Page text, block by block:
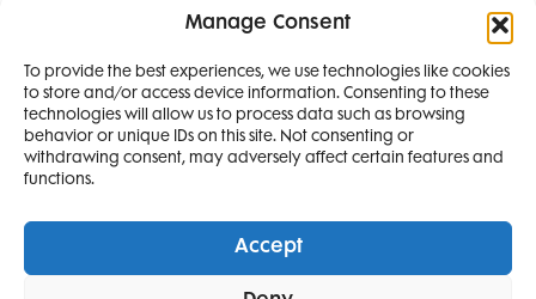
Manage Consent
To provide the best experiences, we use technologies like cookies
to store and/or access device information. Consenting to these
technologies will allow us to process data such as browsing
behavior or unique IDs on this site. Not consenting or
withdrawing consent, may adversely affect certain features and
functions.
Accept
Pretplati se na časopis
PRETPLATITE SE
Elle ProjectsElle Beauty AwardsElle Style Awards
SMANJI
4 IZDANJA
I 2 IZDANJA ELLE
DECORATIONA +